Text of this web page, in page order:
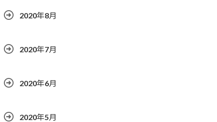
2020年8月
2020年7月
2020年6月
2020年5月